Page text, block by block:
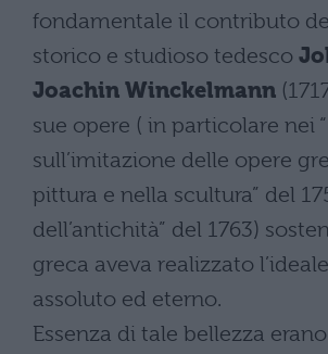
fondamentale il contributo
storico e studioso tedesco
Joachin Winckelmann
sue opere ( in particolare nei
sull’imitazione delle opere
pittura e nella scultura” del
dell’antichità” del 1763)
greca aveva realizzato
assoluto ed eterno.
Essenza di tale bellezza